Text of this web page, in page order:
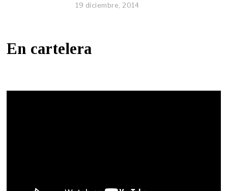
19 diciembre, 2014
En cartelera